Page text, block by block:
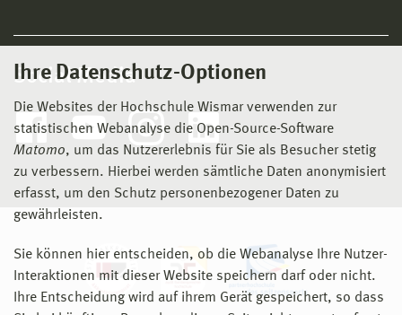
Ihre Datenschutz-Optionen
Die Websites der Hochschule Wismar verwenden zur
statistischen Webanalyse die Open-Source-Software
Matomo, um das Nutzererlebnis für Sie als Besucher stetig
zu verbessern. Hierbei werden sämtliche Daten anonymisiert
erfasst, um den Schutz personenbezogener Daten zu
gewährleisten.
Sie können hier entscheiden, ob die Webanalyse Ihre Nutzer-
Interaktionen mit dieser Website speichern darf oder nicht.
Ihre Entscheidung wird auf ihrem Gerät gespeichert, so dass
Social Media